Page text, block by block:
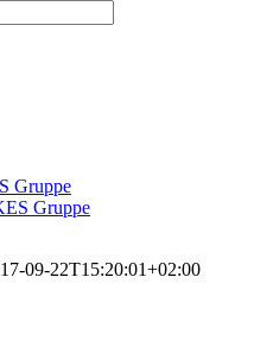
Gruppe
Gruppe
09-22T15:20:01+02:00